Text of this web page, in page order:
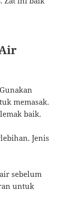
memasak.
baik.
Jenis
sebelum
untuk